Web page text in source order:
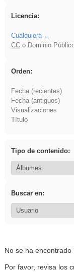
Licencia:
Cualquiera
CCo Dominio
Orden:
Fecha (recientes)
Fecha (antiguos)
Visualizaciones
Título
Tipo de contenido:
Buscar en:
No se ha encontrado
Por favor, revisa los